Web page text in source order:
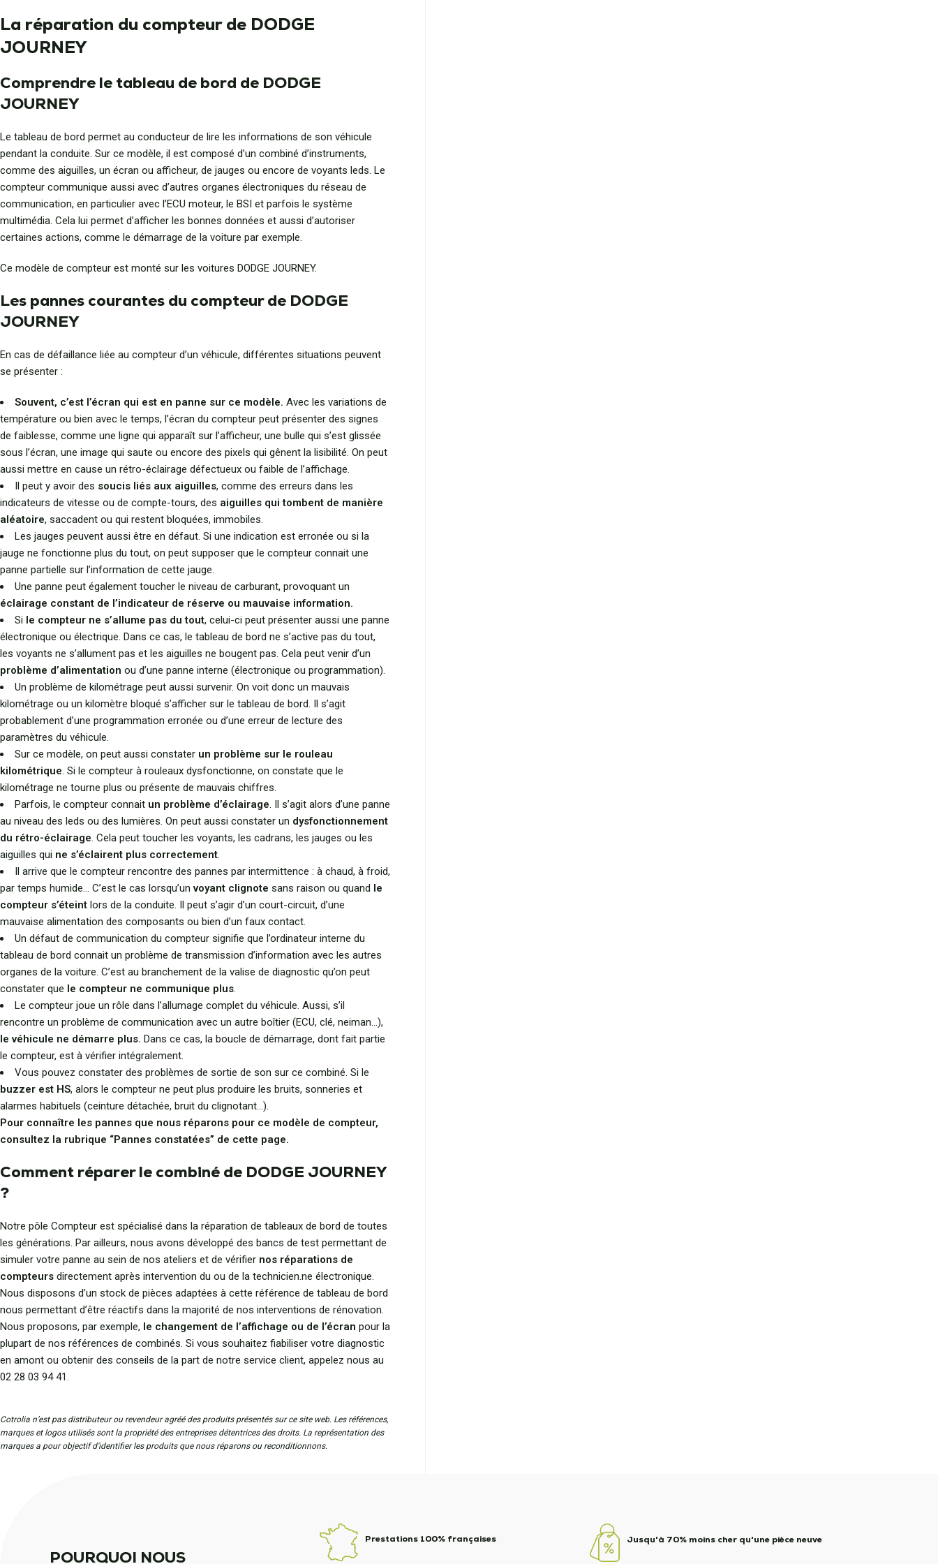
La réparation du compteur de DODGE
JOURNEY
Comprendre le tableau de bord de DODGE
JOURNEY
Le tableau de bord permet au conducteur de lire les informations de son véhicule
pendant la conduite. Sur ce modèle, il est composé d’un combiné d’instruments,
comme des aiguilles, un écran ou afficheur, de jauges ou encore de voyants leds. Le
compteur communique aussi avec d’autres organes électroniques du réseau de
communication, en particulier avec l’ECU moteur, le BSI et parfois le système
multimédia. Cela lui permet d’afficher les bonnes données et aussi d’autoriser
certaines actions, comme le démarrage de la voiture par exemple.
Ce modèle de compteur est monté sur les voitures DODGE JOURNEY.
Les pannes courantes du compteur de DODGE
JOURNEY
En cas de défaillance liée au compteur d’un véhicule, différentes situations peuvent
se présenter :
Souvent, c’est l’écran qui est en panne sur ce modèle. Avec les variations de
température ou bien avec le temps, l’écran du compteur peut présenter des signes
de faiblesse, comme une ligne qui apparaît sur l’afficheur, une bulle qui s’est glissée
sous l’écran, une image qui saute ou encore des pixels qui gênent la lisibilité. On peut
aussi mettre en cause un rétro-éclairage défectueux ou faible de l’affichage.
Il peut y avoir des soucis liés aux aiguilles, comme des erreurs dans les
indicateurs de vitesse ou de compte-tours, des aiguilles qui tombent de manière
aléatoire, saccadent ou qui restent bloquées, immobiles.
Les jauges peuvent aussi être en défaut. Si une indication est erronée ou si la
jauge ne fonctionne plus du tout, on peut supposer que le compteur connait une
panne partielle sur l’information de cette jauge.
Une panne peut également toucher le niveau de carburant, provoquant un
éclairage constant de l’indicateur de réserve ou mauvaise information.
Si le compteur ne s’allume pas du tout, celui-ci peut présenter aussi une panne
électronique ou électrique. Dans ce cas, le tableau de bord ne s’active pas du tout,
les voyants ne s’allument pas et les aiguilles ne bougent pas. Cela peut venir d’un
problème d’alimentation ou d’une panne interne (électronique ou programmation).
Un problème de kilométrage peut aussi survenir. On voit donc un mauvais
kilométrage ou un kilomètre bloqué s’afficher sur le tableau de bord. Il s’agit
probablement d’une programmation erronée ou d’une erreur de lecture des
paramètres du véhicule.
Sur ce modèle, on peut aussi constater un problème sur le rouleau
kilométrique. Si le compteur à rouleaux dysfonctionne, on constate que le
kilométrage ne tourne plus ou présente de mauvais chiffres.
Parfois, le compteur connait un problème d’éclairage. Il s’agit alors d’une panne
au niveau des leds ou des lumières. On peut aussi constater un dysfonctionnement
du rétro-éclairage. Cela peut toucher les voyants, les cadrans, les jauges ou les
aiguilles qui ne s’éclairent plus correctement.
Il arrive que le compteur rencontre des pannes par intermittence : à chaud, à froid,
par temps humide… C’est le cas lorsqu’unvoyant clignote sans raison ou quand
le
compteur s’éteint lors de la conduite. Il peut s’agir d’un court-circuit, d’une
mauvaise alimentation des composants ou bien d’un faux contact.
Un défaut de communication du compteur signifie que l’ordinateur interne du
tableau de bord connait un problème de transmission d’information avec les autres
organes de la voiture. C’est au branchement de la valise de diagnostic qu’on peut
constater que le compteur ne communique plus.
Le compteur joue un rôle dans l’allumage complet du véhicule. Aussi, s’il
rencontre un problème de communication avec un autre boîtier (ECU, clé, neiman…),
le véhicule ne démarre plus. Dans ce cas, la boucle de démarrage, dont fait partie
le compteur, est à vérifier intégralement.
Vous pouvez constater des problèmes de sortie de son sur ce combiné. Si le
buzzer est HS, alors le compteur ne peut plus produire les bruits, sonneries et
alarmes habituels (ceinture détachée, bruit du clignotant…).
Pour connaître les pannes que nous réparons pour ce modèle de compteur,
consultez la rubrique “Pannes constatées” de cette page.
Comment réparer le combiné de DODGE JOURNEY
?
Notre pôle Compteur est spécialisé dans la réparation de tableaux de bord de toutes
les générations. Par ailleurs, nous avons développé des bancs de test permettant de
simuler votre panne au sein de nos ateliers et de vérifier nos réparations de
compteurs directement après intervention du ou de la technicien.ne électronique.
Nous disposons d’un stock de pièces adaptées à cette référence de tableau de bord
nous permettant d’être réactifs dans la majorité de nos interventions de rénovation.
Nous proposons, par exemple, le changement de l’affichage ou de l’écran pour la
plupart de nos références de combinés. Si vous souhaitez fiabiliser votre diagnostic
en amont ou obtenir des conseils de la part de notre service client, appelez nous au
02 28 03 94 41.
Cotrolia n’est pas distributeur ou revendeur agréé des produits présentés sur ce site web. Les références,
marques et logos utilisés sont la propriété des entreprises détentrices des droits. La représentation des
marques a pour objectif d'identifier les produits que nous réparons ou reconditionnons.
POURQUOI NOUS
Prestations 100% françaises Jusqu'à 70% moins cher qu'une pièce neuve